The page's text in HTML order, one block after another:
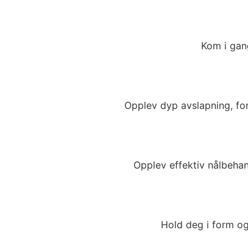
Kom i
Opplev dyp avslapning,
Opplev effektiv
Hold deg i form